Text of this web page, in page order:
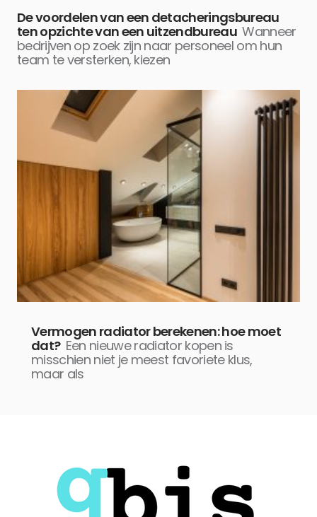
De voordelen van een detacheringsbureau
ten opzichte van een uitzendbureau Wanneer
bedrijven op zoek zijn naar personeel om hun
team te versterken, kiezen
Vermogen radiator berekenen: hoe moet
dat? Een nieuwe radiator kopen is
misschien niet je meest favoriete klus,
maar als